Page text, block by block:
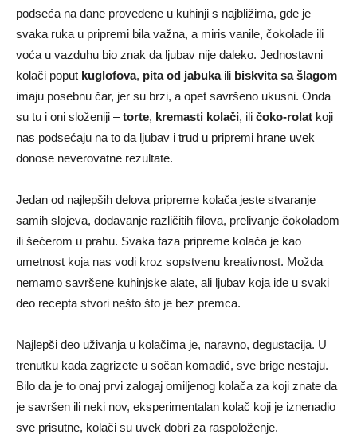
podseća na dane provedene u kuhinji s najbližima, gde je
svaka ruka u pripremi bila važna, a miris vanile, čokolade ili
voća u vazduhu bio znak da ljubav nije daleko. Jednostavni
kolači poput kuglofova, pita od jabukaili biskvita sa šlagom
imaju posebnu čar, jer su brzi, a opet savršeno ukusni. Onda
su tu i oni složeniji –torte, kremasti kolači, ili čoko-rolat koji
nas podsećaju na to da ljubav i trud u pripremi hrane uvek
donose neverovatne rezultate.
Jedan od najlepših delova pripreme kolača jeste stvaranje
samih slojeva, dodavanje različitih filova, prelivanje čokoladom
ili šećerom u prahu. Svaka faza pripreme kolača je kao
umetnost koja nas vodi kroz sopstvenu kreativnost. Možda
nemamo savršene kuhinjske alate, ali ljubav koja ide u svaki
deo recepta stvori nešto što je bez premca.
Najlepši deo uživanja u kolačima je, naravno, degustacija. U
trenutku kada zagrizete u sočan komadić, sve brige nestaju.
Bilo da je to onaj prvi zalogaj omiljenog kolača za koji znate da
je savršen ili neki nov, eksperimentalan kolač koji je iznenadio
sve prisutne, kolači su uvek dobri za raspoloženje.